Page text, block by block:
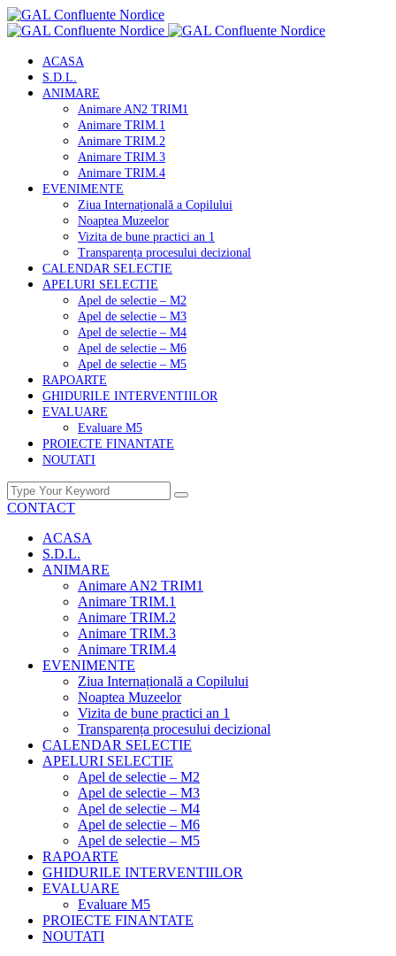
ACASA
S.D.L.
ANIMARE
Animare AN2 TRIM1
Animare TRIM.1
Animare TRIM.2
Animare TRIM.3
Animare TRIM.4
EVENIMENTE
Ziua Internațională a Copilului
Noaptea Muzeelor
Vizita de bune practici an 1
Transparența procesului decizional
CALENDAR SELECTIE
APELURI SELECTIE
Apel de selectie – M2
Apel de selectie – M3
Apel de selectie – M4
Apel de selectie – M6
Apel de selectie – M5
RAPOARTE
GHIDURILE INTERVENTIILOR
EVALUARE
Evaluare M5
PROIECTE FINANTATE
NOUTATI
CONTACT
ACASA
S.D.L.
ANIMARE
Animare AN2 TRIM1
Animare TRIM.1
Animare TRIM.2
Animare TRIM.3
Animare TRIM.4
EVENIMENTE
Ziua Internațională a Copilului
Noaptea Muzeelor
Vizita de bune practici an 1
Transparența procesului decizional
CALENDAR SELECTIE
APELURI SELECTIE
Apel de selectie – M2
Apel de selectie – M3
Apel de selectie – M4
Apel de selectie – M6
Apel de selectie – M5
RAPOARTE
GHIDURILE INTERVENTIILOR
EVALUARE
Evaluare M5
PROIECTE FINANTATE
NOUTATI